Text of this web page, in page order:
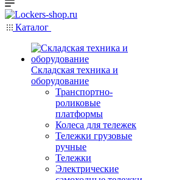
Каталог
Складская техника и
оборудование
Транспортно-
роликовые
платформы
Колеса для тележек
Тележки грузовые
ручные
Тележки
Электрические